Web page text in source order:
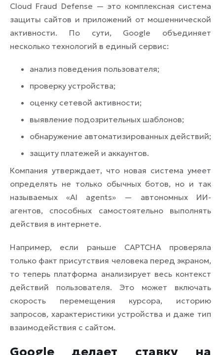
Cloud Fraud Defense — это комплексная система
защиты сайтов и приложений от мошеннической
активности. По сути, Google объединяет
несколько технологий в единый сервис:
анализ поведения пользователя;
проверку устройства;
оценку сетевой активности;
выявление подозрительных шаблонов;
обнаружение автоматизированных действий;
защиту платежей и аккаунтов.
Компания утверждает, что новая система умеет
определять не только обычных ботов, но и так
называемых «AI agents» — автономных ИИ-
агентов, способных самостоятельно выполнять
действия в интернете.
Например, если раньше CAPTCHA проверяла
только факт присутствия человека перед экраном,
то теперь платформа анализирует весь контекст
действий пользователя. Это может включать
скорость перемещения курсора, историю
запросов, характеристики устройства и даже тип
взаимодействия с сайтом.
Google делает ставку на